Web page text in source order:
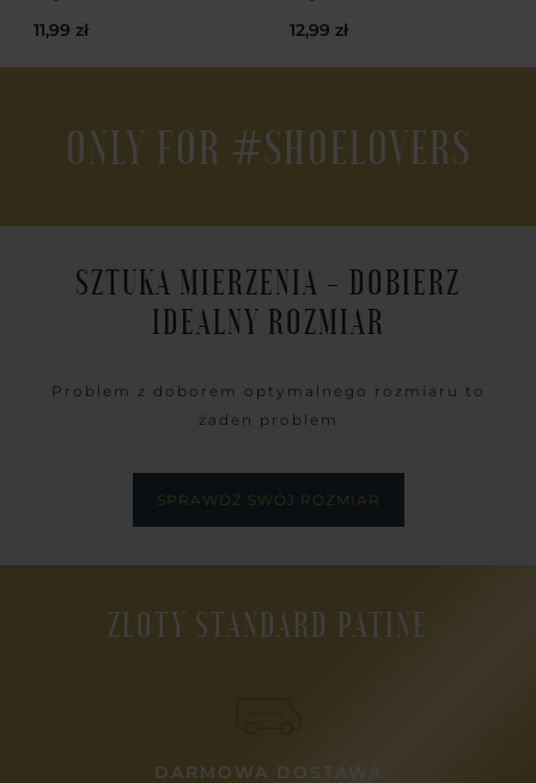
11,99 zł 12,99 zł
ONLY FOR #SHOELOVERS
SZTUKA MIERZENIA - DOBIERZ
IDEALNY ROZMIAR
Problem z doborem optymalnego rozmiaru to
żaden problem
SPRAWDŹ SWÓJ ROZMIAR
ZŁOTY STANDARD PATINE
DARMOWA DOSTAWA